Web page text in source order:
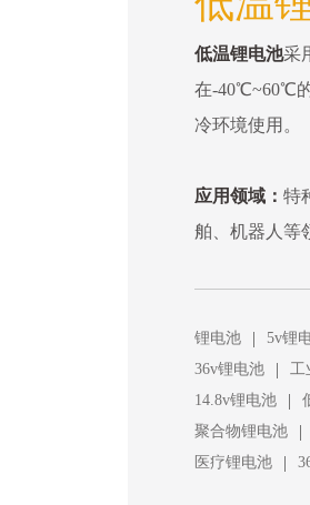
低温锂电池采
在-40℃~60℃
冷环境使用。
应用领域： 特
舶、机器人等
锂电池 | 5v锂
36v锂电池
| 工
14.8v锂电池
|
聚合物锂电池
|
医疗锂电池
|